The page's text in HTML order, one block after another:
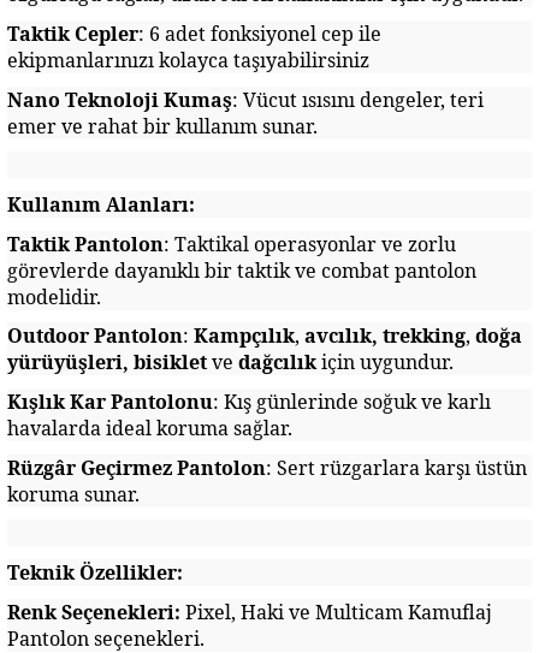
Taktik Cepler: 6 adet fonksiyonel cep ile
ekipmanlarınızı kolayca taşıyabilirsiniz
Nano Teknoloji Kumaş: Vücut ısısını dengeler, teri
emer ve rahat bir kullanım sunar.
Kullanım Alanları:
Taktik Pantolon: Taktikal operasyonlar ve zorlu
görevlerde dayanıklı bir taktik ve combat pantolon
modelidir.
Outdoor Pantolon: Kampçılık, avcılık, trekking, doğa
yürüyüşleri, bisikletve dağcılıkiçin uygundur.
Kışlık Kar Pantolonu: Kış günlerinde soğuk ve karlı
havalarda ideal koruma sağlar.
Rüzgâr Geçirmez Pantolon: Sert rüzgarlara karşı üstün
koruma sunar.
Teknik Özellikler:
Renk Seçenekleri: Pixel, Haki ve Multicam Kamuflaj
Pantolon seçenekleri.